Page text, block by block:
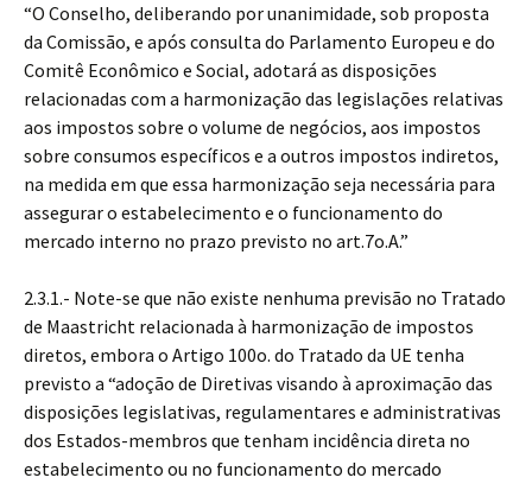
“O Conselho, deliberando por unanimidade, sob proposta
da Comissão, e após consulta do Parlamento Europeu e do
Comitê Econômico e Social, adotará as disposições
relacionadas com a harmonização das legislações relativas
aos impostos sobre o volume de negócios, aos impostos
sobre consumos específicos e a outros impostos indiretos,
na medida em que essa harmonização seja necessária para
assegurar o estabelecimento e o funcionamento do
mercado interno no prazo previsto no art.7o.A.”
2.3.1.- Note-se que não existe nenhuma previsão no Tratado
de Maastricht relacionada à harmonização de impostos
diretos, embora o Artigo 100o. do Tratado da UE tenha
previsto a “adoção de Diretivas visando à aproximação das
disposições legislativas, regulamentares e administrativas
dos Estados-membros que tenham incidência direta no
estabelecimento ou no funcionamento do mercado